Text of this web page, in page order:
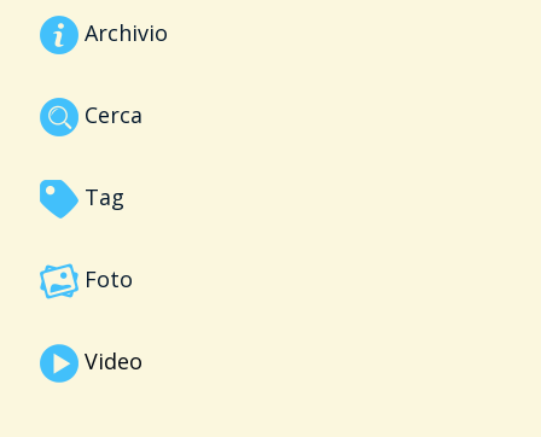
Archivio
Cerca
Tag
Foto
Video